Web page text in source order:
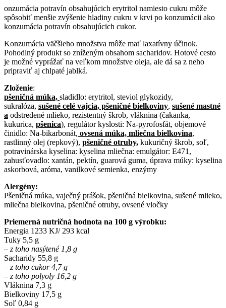
onzumácia potravín obsahujúcich erytritol namiesto cukru môže
spôsobiť menšie zvýšenie hladiny cukru v krvi po konzumácii ako
konzumácia potravín obsahujúcich cukor.
Konzumácia väčšieho množstva môže mať laxatívny účinok.
Pohodlný produkt so zníženým obsahom sacharidov. Hotové cesto
je možné vyprážať na veľkom množstve oleja, ale dá sa z neho
pripraviť aj chlpaté jablká.
Zloženie:
pšeničná múka, sladidlo: erytritol, steviol glykozidy,
sukralóza, sušené celé vajcia, pšeničné bielkoviny, sušené mastné
a odstredené mlieko, rezistentný škrob, vláknina (čakanka,
kukurica, pšenica), regulátor kyslosti: Na-pyrofosfát, objemové
činidlo: Na-bikarbonát, ovsená múka, mliečna bielkovina,
rastlinný olej (repkový), pšeničné otruby, kukuričný škrob, soľ,
potravinárska kyselina: kyselina mliečna: emulgátor: E471,
zahusťovadlo: xantán, pektín, guarová guma, úprava múky: kyselina
askorbová, aróma, vanilkové semienka, enzýmy
Alergény:
Pšeničná múka, vaječný prášok, pšeničná bielkovina, sušené mlieko,
mliečna bielkovina, pšeničné otruby, ovsené vločky
Priemerná nutričná hodnota na 100 g výrobku:
Energia 1233 KJ/ 293 kcal
Tuky 5,5 g
– z toho nasýtené 1,8 g
Sacharidy 55,8 g
– z toho cukor 4,7 g
– z toho polyoly 16,2 g
Vláknina 7,3 g
Bielkoviny 17,5 g
Soľ 0,84 g